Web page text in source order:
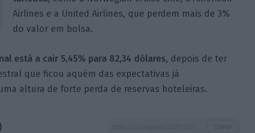
Airlines e a United Airlines, que perdem mais de 3%
do valor em bolsa.
está a cair 5,45% para 82,34 dólares, depois de ter
que ficou aquém das expectativas já
altura de forte perda de reservas hoteleiras.